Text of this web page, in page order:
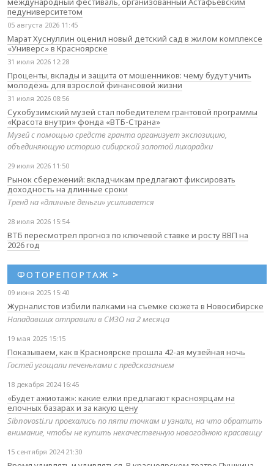
педуниверситетом
05 августа 2026 11:45
Марат Хуснуллин оценил новый детский сад в жилом комплексе
«Универс» в Красноярске
31 июля 2026 12:28
Проценты, вклады и защита от мошенников: чему будут учить
молодёжь для взрослой финансовой жизни
31 июля 2026 08:56
Сухобузимский музей стал победителем грантовой программы
«Красота внутри» фонда «ВТБ-Страна»
Музей с помощью средств гранта организует экспозицию,
объединяющую историю сибирской золотой лихорадки
29 июля 2026 11:50
Рынок сбережений: вкладчикам предлагают фиксировать
доходность на длинные сроки
Тренд на «длинные деньги» усиливается
28 июля 2026 15:54
ВТБ пересмотрел прогноз по ключевой ставке и росту ВВП на
2026 год
ФОТОРЕПОРТАЖ >
09 июня 2025 15:40
Журналистов избили палками на съемке сюжета в Новосибирске
Нападавших отправили в СИЗО на 2 месяца
19 мая 2025 15:15
Показываем, как в Красноярске прошла 42-ая музейная ночь
Гостей угощали печеньками с предсказанием
18 декабря 2024 16:45
«Будет ажиотаж»: какие елки предлагают красноярцам на
елочных базарах и за какую цену
Sibnovosti.ru проехались по пяти точкам и узнали, на что обратить
внимание, чтобы не купить некачественную новогоднюю красавицу
15 сентября 2024 21:30